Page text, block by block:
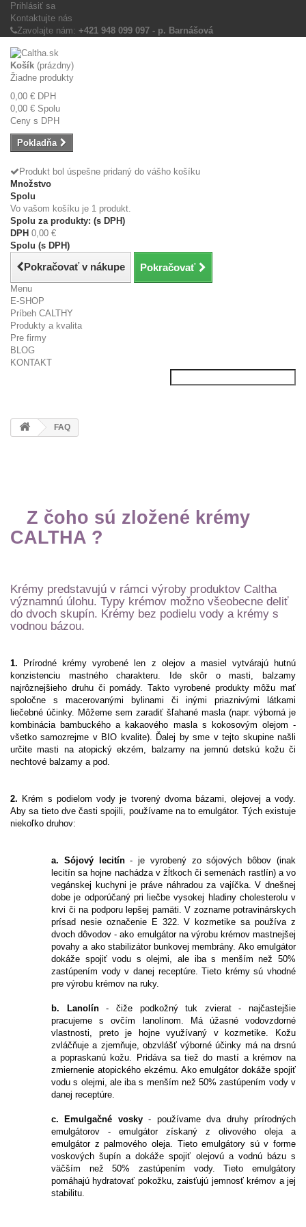
Prihlásiť sa
Kontaktujte nás
Zavolajte nám: +421 948 099 097 - p. Barnášová
Košík (prázdny)
Žiadne produkty
0,00 € DPH
0,00 € Spolu
Ceny s DPH
Pokladňa
Produkt bol úspešne pridaný do vášho košíku
Množstvo
Spolu
Vo vašom košíku je 1 produkt.
Spolu za produkty: (s DPH)
DPH 0,00 €
Spolu (s DPH)
Pokračovať v nákupe Pokračovať
Menu
E-SHOP
Príbeh CALTHY
Produkty a kvalita
Pre firmy
BLOG
KONTAKT
FAQ
Z čoho sú zložené krémy
CALTHA ?
Krémy predstavujú v rámci výroby produktov Caltha
významnú úlohu. Typy krémov možno všeobecne deliť
do dvoch skupín. Krémy bez podielu vody a krémy s
vodnou bázou.
1. Prírodné krémy vyrobené len z olejov a masiel vytvárajú hutnú
konzistenciu mastného charakteru. Ide skôr o masti, balzamy
najrôznejšieho druhu či pomády. Takto vyrobené produkty môžu mať
spoločne s macerovanými bylinami či inými priaznivými látkami
liečebné účinky. Môžeme sem zaradiť šľahané masla (napr. výborná je
kombinácia bambuckého a kakaového masla s kokosovým olejom -
všetko samozrejme v BIO kvalite). Ďalej by sme v tejto skupine našli
určite masti na atopický ekzém, balzamy na jemnú detskú kožu či
nechtové balzamy a pod.
2. Krém s podielom vody je tvorený dvoma bázami, olejovej a vody.
Aby sa tieto dve časti spojili, používame na to emulgátor. Tých existuje
niekoľko druhov:
a. Sójový lecitín- je vyrobený zo sójových bôbov (inak
lecitín sa hojne nachádza v žĺtkoch či semenách rastlín) a vo
vegánskej kuchyni je práve náhradou za vajíčka. V dnešnej
dobe je odporúčaný pri liečbe vysokej hladiny cholesterolu v
krvi či na podporu lepšej pamäti. V zozname potravinárskych
prísad nesie označenie E 322. V kozmetike sa používa z
dvoch dôvodov - ako emulgátor na výrobu krémov mastnejšej
povahy a ako stabilizátor bunkovej membrány. Ako emulgátor
dokáže spojiť vodu s olejmi, ale iba s menším než 50%
zastúpením vody v danej receptúre. Tieto krémy sú vhodné
pre výrobu krémov na ruky.
b. Lanolín- čiže podkožný tuk zvierat - najčastejšie
pracujeme s ovčím lanolínom. Má úžasné vodovzdorné
vlastnosti, preto je hojne využívaný v kozmetike. Kožu
zvláčňuje a zjemňuje, obzvlášť výborné účinky má na drsnú
a popraskanú kožu. Pridáva sa tiež do mastí a krémov na
zmiernenie atopického ekzému. Ako emulgátor dokáže spojiť
vodu s olejmi, ale iba s menším než 50% zastúpením vody v
danej receptúre.
c. Emulgačné vosky- používame dva druhy prírodných
emulgátorov - emulgátor získaný z olivového oleja a
emulgátor z palmového oleja. Tieto emulgátory sú v forme
voskových šupín a dokáže spojiť olejovú a vodnú bázu s
väčším než 50% zastúpením vody. Tieto emulgátory
pomáhajú hydratovať pokožku, zaisťujú jemnosť krémov a jej
stabilitu.